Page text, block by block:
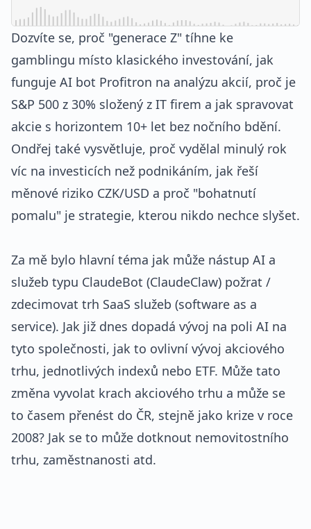
Dozvíte se, proč "generace Z" tíhne ke
gamblingu místo klasického investování, jak
funguje AI bot Profitron na analýzu akcií, proč je
S&P 500 z 30% složený z IT firem a jak spravovat
akcie s horizontem 10+ let bez nočního bdění.
Ondřej také vysvětluje, proč vydělal minulý rok
víc na investicích než podnikáním, jak řeší
měnové riziko CZK/USD a proč "bohatnutí
pomalu" je strategie, kterou nikdo nechce slyšet.
Za mě bylo hlavní téma jak může nástup AI a
služeb typu ClaudeBot (ClaudeClaw) požrat /
zdecimovat trh SaaS služeb (software as a
service). Jak již dnes dopadá vývoj na poli AI na
tyto společnosti, jak to ovlivní vývoj akciového
trhu, jednotlivých indexů nebo ETF. Může tato
změna vyvolat krach akciového trhu a může se
to časem přenést do ČR, stejně jako krize v roce
2008? Jak se to může dotknout nemovitostního
trhu, zaměstnanosti atd.